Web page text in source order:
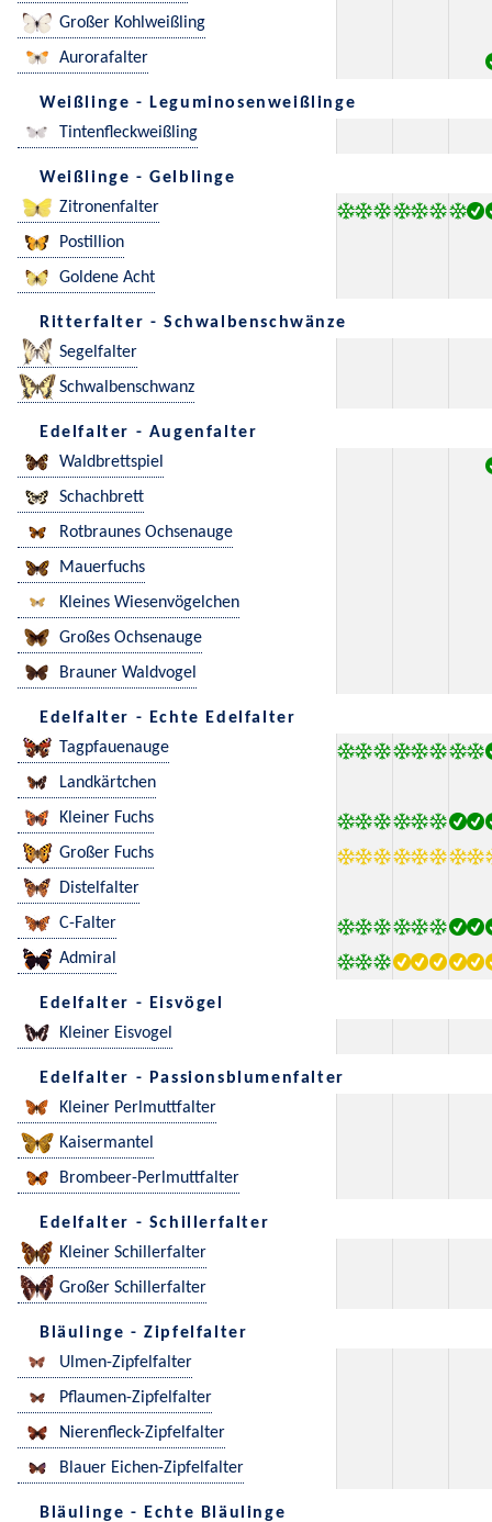
Großer Kohlweißling
Aurorafalter
Weißlinge - Leguminosenweißlinge
Tintenfleckweißling
Weißlinge - Gelblinge
Zitronenfalter
Postillion
Goldene Acht
Ritterfalter - Schwalbenschwänze
Segelfalter
Schwalbenschwanz
Edelfalter - Augenfalter
Waldbrettspiel
Schachbrett
Rotbraunes Ochsenauge
Mauerfuchs
Kleines Wiesenvögelchen
Großes Ochsenauge
Brauner Waldvogel
Edelfalter - Echte Edelfalter
Tagpfauenauge
Landkärtchen
Kleiner Fuchs
Großer Fuchs
Distelfalter
C-Falter
Admiral
Edelfalter - Eisvögel
Kleiner Eisvogel
Edelfalter - Passionsblumenfalter
Kleiner Perlmuttfalter
Kaisermantel
Brombeer-Perlmuttfalter
Edelfalter - Schillerfalter
Kleiner Schillerfalter
Großer Schillerfalter
Bläulinge - Zipfelfalter
Ulmen-Zipfelfalter
Pflaumen-Zipfelfalter
Nierenfleck-Zipfelfalter
Blauer Eichen-Zipfelfalter
Bläulinge - Echte Bläulinge